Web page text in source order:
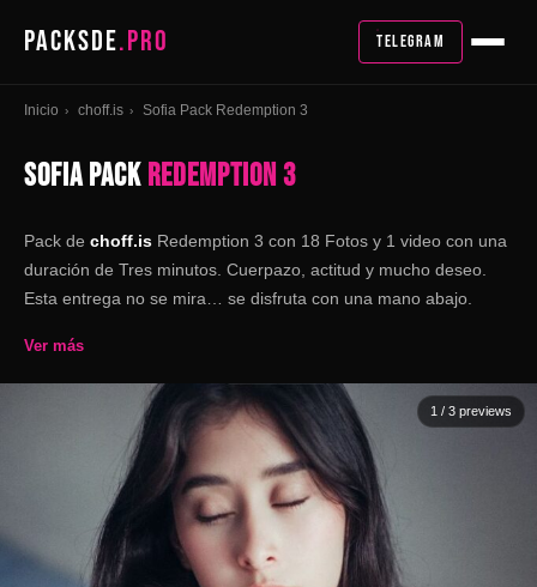
PACKSDE.PRO TELEGRAM
Inicio › choff.is › Sofia Pack Redemption 3
SOFIA PACKREDEMPTION 3
Pack de choff.is Redemption 3 con 18 Fotos y 1 video con una
duración de Tres minutos. Cuerpazo, actitud y mucho deseo.
Esta entrega no se mira… se disfruta con una mano abajo.
Ver más
1 / 3 previews